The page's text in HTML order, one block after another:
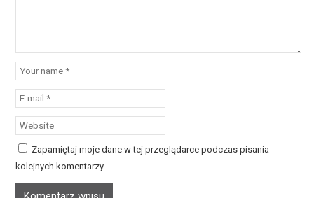
Zapamiętaj moje dane w tej przeglądarce podczas pisania
kolejnych komentarzy.